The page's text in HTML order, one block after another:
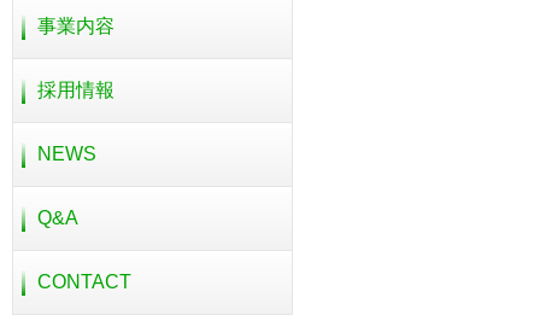
事業内容
採用情報
NEWS
Q&A
CONTACT